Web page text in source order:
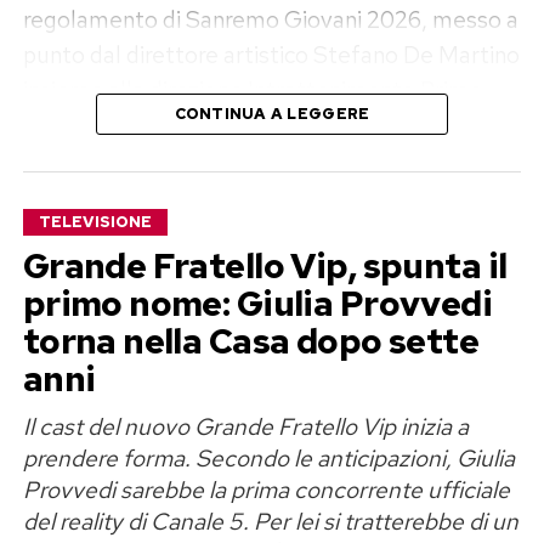
regolamento di Sanremo Giovani 2026, messo a
insieme alla direzione Intrattenimento Prime
Time della Rai. Il documento sarà pubblicato
Sanremo Giovani 2026, un solo
posto tra i Campioni
La modifica più importante riguarda il premio
finale. Niente gruppetto di promossi e nessuna
corsia parallela: tra tutti gli artisti in gara,
soltanto uno otterrà il diritto di salire sul palco
dell’Ariston nella categoria principale.
CONTINUA A LEGGERE
TELEVISIONE
Grande Fratello Vip, spunta il
primo nome: Giulia Provvedi
torna nella Casa dopo sette
anni
Il cast del nuovo Grande Fratello Vip inizia a
prendere forma. Secondo le anticipazioni, Giulia
Provvedi sarebbe la prima concorrente ufficiale
del reality di Canale 5. Per lei si tratterebbe di un